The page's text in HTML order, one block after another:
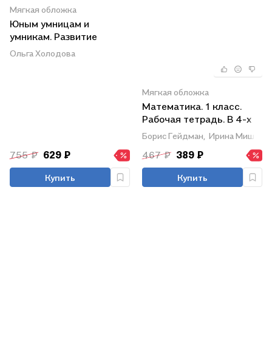
Мягкая обложка
Юным умницам и
умникам. Развитие
познавательных
способностей.
тетрадь. В двух частях
Ольга Холодова
755 ₽ 629 ₽
Купить
Мягкая обложка
Математика. 1 класс.
Рабочая тетрадь. В 4-х
частях. Часть 3
Борис Гейдман, Ирина
467 ₽ 389 ₽
Купить